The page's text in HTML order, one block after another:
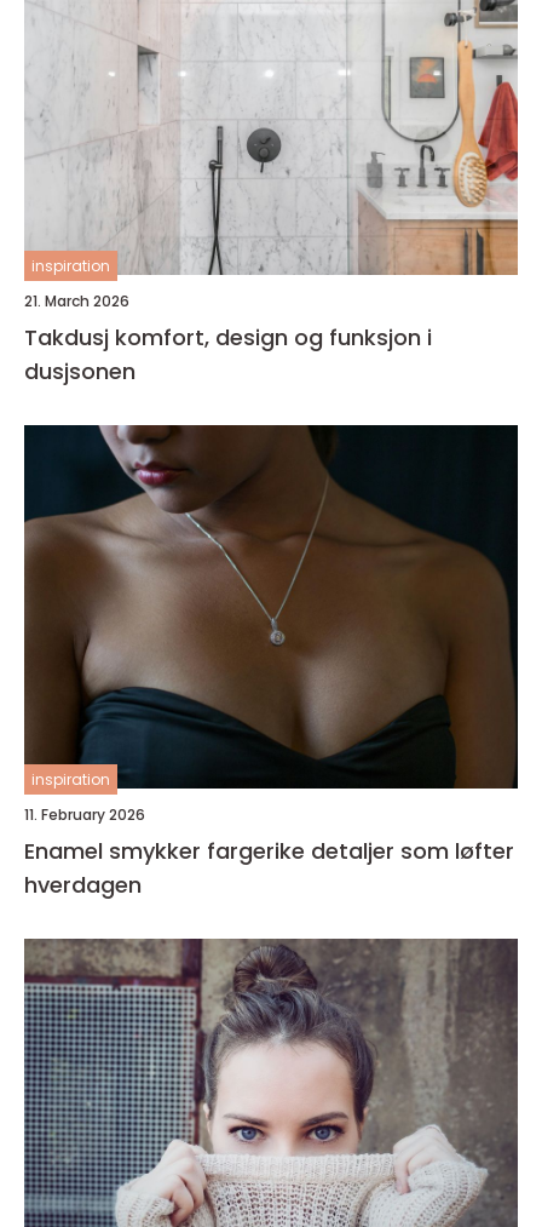
inspiration
21. March 2026
Takdusj komfort, design og funksjon i
dusjsonen
inspiration
11. February 2026
Enamel smykker fargerike detaljer som løfter
hverdagen